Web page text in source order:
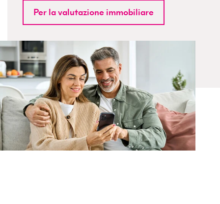
Per la valutazione immobiliare